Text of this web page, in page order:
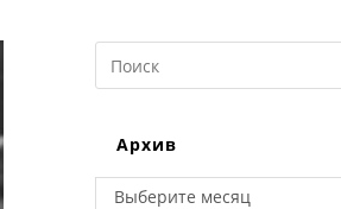
Search
this
Архив
Архив
Выберите месяц